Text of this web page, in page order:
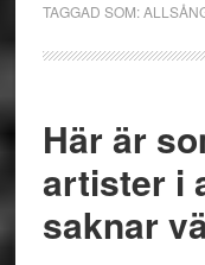
TAGGAD SOM:
Här är
artister i
saknar